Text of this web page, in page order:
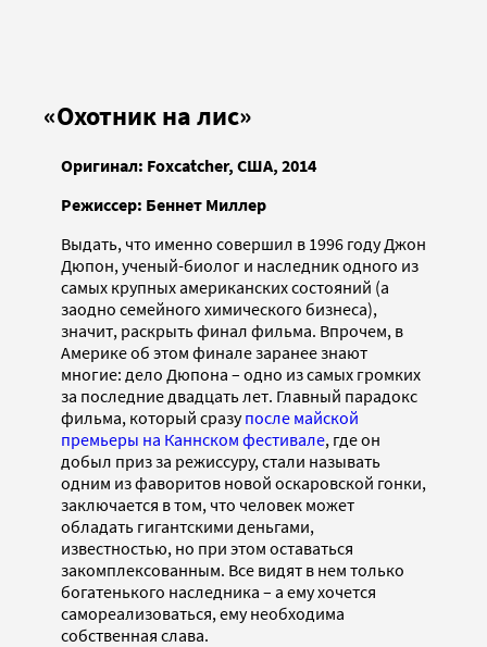
«Охотник на лис»
Оригинал: Foxcatcher, США, 2014
Режиссер: Беннет Миллер
Выдать, что именно совершил в 1996 году Джон
Дюпон, ученый-биолог и наследник одного из
самых крупных американских состояний (а
заодно семейного химического бизнеса),
значит, раскрыть финал фильма. Впрочем, в
Америке об этом финале заранее знают
многие: дело Дюпона – одно из самых громких
за последние двадцать лет. Главный парадокс
фильма, который сразупосле майской
премьеры на Каннском фестивале, где он
добыл приз за режиссуру, стали называть
одним из фаворитов новой оскаровской гонки,
заключается в том, что человек может
обладать гигантскими деньгами,
известностью, но при этом оставаться
закомплексованным. Все видят в нем только
богатенького наследника – а ему хочется
самореализоваться, ему необходима
собственная слава.